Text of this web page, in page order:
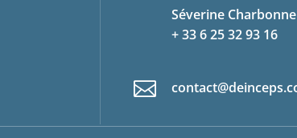
Séverine
+ 33 6 25 32 93 16
